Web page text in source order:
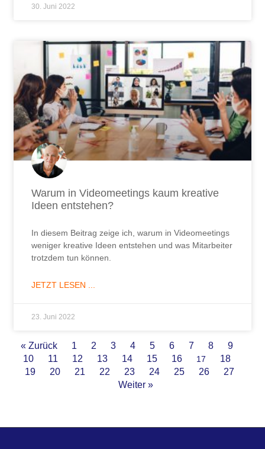
30. Juni 2022
Warum in Videomeetings kaum kreative
Ideen entstehen?
In diesem Beitrag zeige ich, warum in Videomeetings
weniger kreative Ideen entstehen und was Mitarbeiter
trotzdem tun können.
JETZT LESEN ...
23. Juni 2022
« Zurück 1 2 3 4 5 6 7 8
9
10
11 12 13 14 15 16 17
18
19
20 21 22 23 24 25 26
27
Weiter »